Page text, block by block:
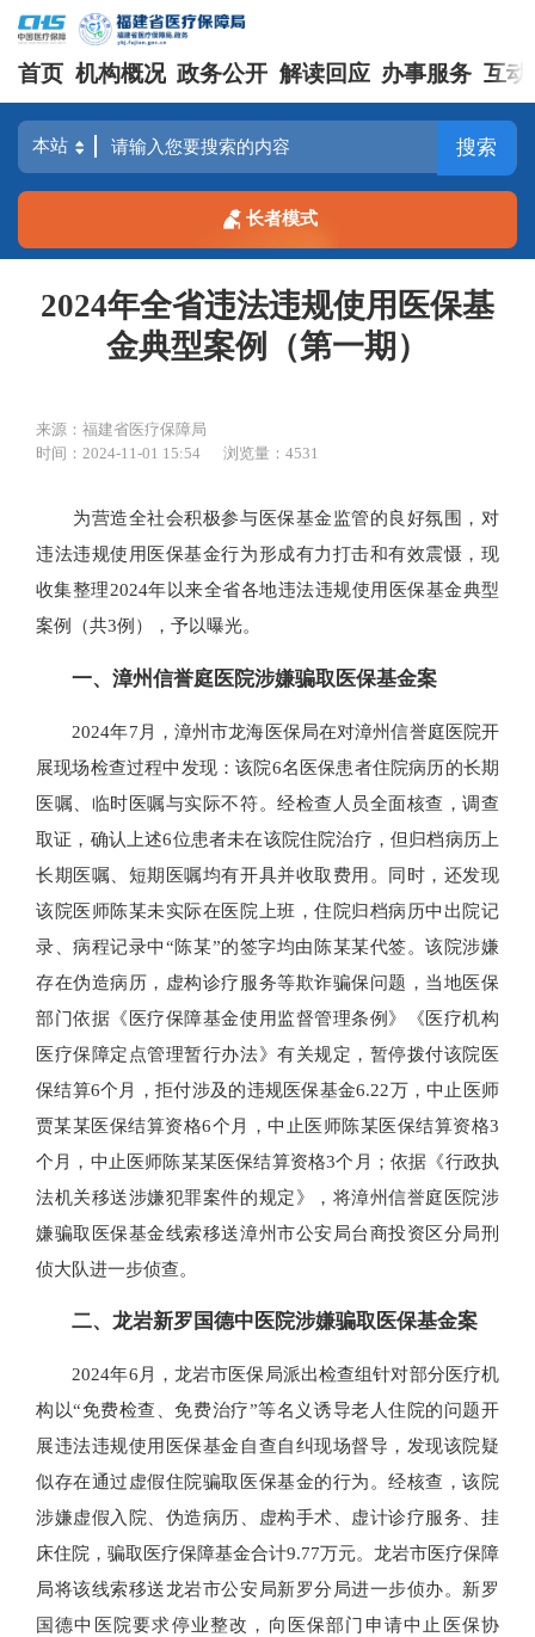
首页 机构概况 政务公开 解读回应 办事服务 互动
搜索
长者模式
2024年全省违法违规使用医保基
金典型案例（第一期）
来源：福建省医疗保障局
时间：2024-11-01 15:54
浏览量：4531
为营造全社会积极参与医保基金监管的良好氛围，对
违法违规使用医保基金行为形成有力打击和有效震慑，现
收集整理2024年以来全省各地违法违规使用医保基金典型
案例（共3例），予以曝光。
一、漳州信誉庭医院涉嫌骗取医保基金案
2024年7月，漳州市龙海医保局在对漳州信誉庭医院开
展现场检查过程中发现：该院6名医保患者住院病历的长期
医嘱、临时医嘱与实际不符。经检查人员全面核查，调查
取证，确认上述6位患者未在该院住院治疗，但归档病历上
长期医嘱、短期医嘱均有开具并收取费用。同时，还发现
该院医师陈某未实际在医院上班，住院归档病历中出院记
录、病程记录中“陈某”的签字均由陈某某代签。该院涉嫌
存在伪造病历，虚构诊疗服务等欺诈骗保问题，当地医保
部门依据《医疗保障基金使用监督管理条例》《医疗机构
医疗保障定点管理暂行办法》有关规定，暂停拨付该院医
保结算6个月，拒付涉及的违规医保基金6.22万，中止医师
贾某某医保结算资格6个月，中止医师陈某医保结算资格3
个月，中止医师陈某某医保结算资格3个月；依据《行政执
法机关移送涉嫌犯罪案件的规定》，将漳州信誉庭医院涉
嫌骗取医保基金线索移送漳州市公安局台商投资区分局刑
侦大队进一步侦查。
二、龙岩新罗国德中医院涉嫌骗取医保基金案
2024年6月，龙岩市医保局派出检查组针对部分医疗机
构以“免费检查、免费治疗”等名义诱导老人住院的问题开
展违法违规使用医保基金自查自纠现场督导，发现该院疑
似存在通过虚假住院骗取医保基金的行为。经核查，该院
涉嫌虚假入院、伪造病历、虚构手术、虚计诊疗服务、挂
床住院，骗取医疗保障基金合计9.77万元。龙岩市医疗保障
局将该线索移送龙岩市公安局新罗分局进一步侦办。新罗
国德中医院要求停业整改，向医保部门申请中止医保协